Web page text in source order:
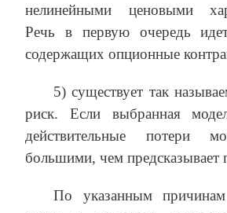
нелинейными ценовыми
Речь в первую очередь
содержащих опционные
5) существует так
риск. Если выбранная
действительные потери
большими, чем предсказывает
По указанным